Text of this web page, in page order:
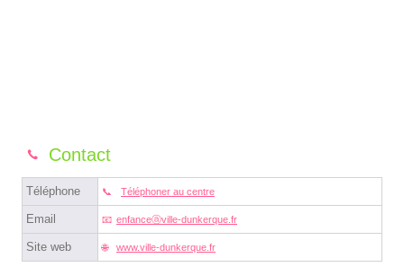
Contact
Téléphone Téléphoner au centre
Email enfanceⓐville-dunkerque.fr
Site web www.ville-dunkerque.fr